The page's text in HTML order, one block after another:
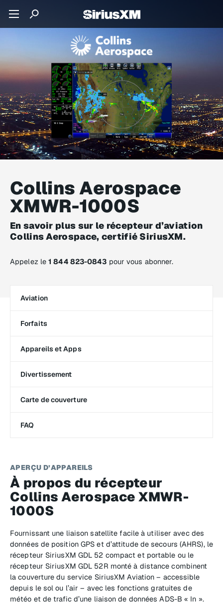
Collins Aerospace
XMWR-1000S
En savoir plus sur le récepteur d’aviation
Collins Aerospace, certifié SiriusXM.
Appelez le1 844 823-0843 pour vous abonner.
Aviation
Forfaits
Appareils et Apps
Divertissement
Carte de couverture
FAQ
APERÇU D’APPAREILS
À propos du récepteur
Collins Aerospace XMWR-
1000S
Fournissant une liaison satellite facile à utiliser avec des
données de position GPS et d’attitude de secours (AHRS), le
récepteur SiriusXM GDL 52 compact et portable ou le
récepteur SiriusXM GDL 52R monté à distance combinent
la couverture du service SiriusXM Aviation – accessible
depuis le sol ou l’air – avec les fonctions gratuites de
météo et de trafic d’une liaison de données ADS-B « In ».